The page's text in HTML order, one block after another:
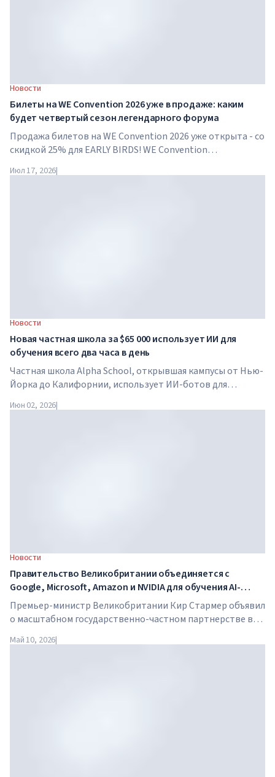
Новости
Билеты на WE Convention 2026 уже в продаже: каким
будет четвертый сезон легендарного форума
Продажа билетов на WE Convention 2026 уже открыта - со
скидкой 25% для EARLY BIRDS! WE Convention
2026 года форум пройдет в SO/ Uptown Dubai и соберет
Июл 17, 2026|
Новости
Новая частная школа за $65 000 использует ИИ для
обучения всего два часа в день
Частная школа Alpha School, открывшая кампусы от Нью-
Йорка до Калифорнии, использует ИИ-ботов для
в день. В школе нет традиционных учителей, домашних
Июн 02, 2026|
Новости
Правительство Великобритании объединяется с
Google, Microsoft, Amazon и NVIDIA для обучения AI-
навыкам миллионов работников
Премьер-министр Великобритании Кир Стармер объявил
о масштабном государственно-частном партнерстве в
Amazon и NVIDIA совместно с правительством запускают
Май 10, 2026|